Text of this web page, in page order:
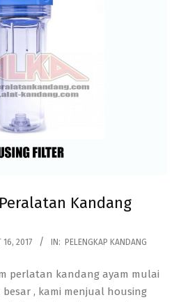
Kandang
16, 2017 IN:
PELENGKAP KANDANG
perlatan kandang ayam mulai
, kami menjual housing